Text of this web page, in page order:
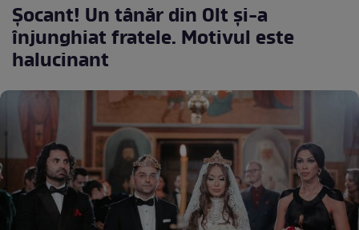
Șocant! Un tânăr din Olt și-a
înjunghiat fratele. Motivul este
halucinant